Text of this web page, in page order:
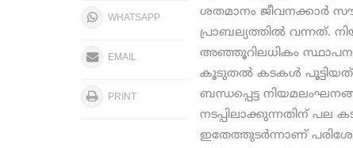
WHATSAPP
EMAIL
PRINT
ശതമാനം ജീവനക്കാര്‍
പ്രാബല്യത്തില്‍ വന്നത്.
അഞ്ഞൂറിലധികം
കൂടുതല്‍ കടകൾ പൂട്ടിയത്.
ബന്ധപ്പെട്ട
നടപ്പിലാക്കുന്നതിന് പല
ഇതേത്തുടർന്നാണ്